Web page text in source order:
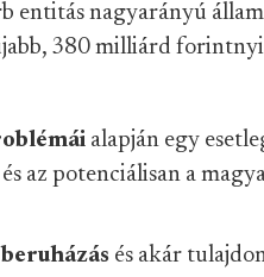
entitás nagyarányú
380 milliárd forintnyi
alapján egy
az potenciálisan a
és akár